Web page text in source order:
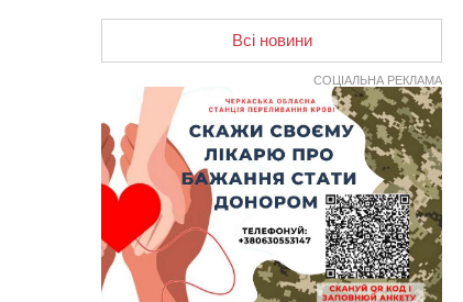
11:29 У Черкасах до середини серпня
обмежать рух транспорту на трьох
вулицях
10:54 На Черкащині кількість укриттів
збільшилась уп’ятеро з початку
повномасштабної війни
10:15
У Черкасах водій Audi Q5
спричинив аварію, не пропустивши
інший кросовер
09:42 “Черкасиводоканал” пропонує
підвищити тарифи на воду та
водовідведення з 2027 року
Всі новини
СОЦІАЛЬНА РЕКЛАМА